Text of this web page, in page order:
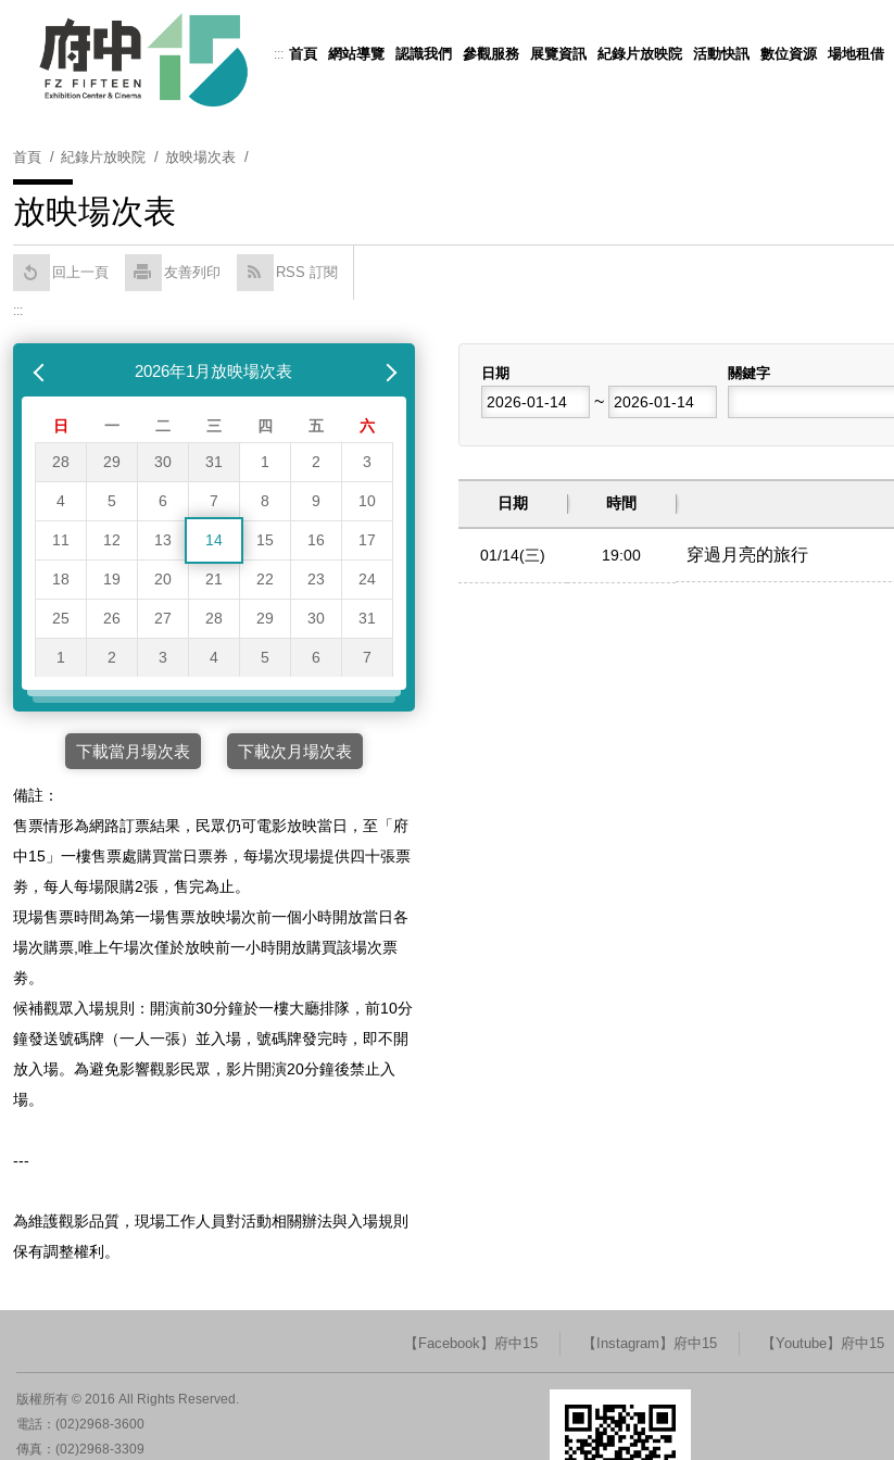
::: 首頁 網站導覽 認識我們 參觀服務 展覽資訊 紀錄片放映院 活動快訊 數位資源 場地租借
Powered by Translate
首頁 紀錄片放映院 放映場次表
放映場次表
回上一頁 友善列印 RSS 訂閱
:::
2026年1月放映場次表
日 一 二 三 四 五 六
28 29 30 31 1 2 3
4 5 6 7 8 9 10
11 12 13 14 15 16 17
18 19 20 21 22 23 24
25 26 27 28 29 30 31
1 2 3 4 5 6 7
下載當月場次表 下載次月場次表
備註：
售票情形為網路訂票結果，民眾仍可電影放映當日，至「府
中15」一樓售票處購買當日票券，每場次現場提供四十張票
劵，每人每場限購2張，售完為止。
現場售票時間為第一場售票放映場次前一個小時開放當日各
場次購票,唯上午場次僅於放映前一小時開放購買該場次票
劵。
候補觀眾入場規則：開演前30分鐘於一樓大廳排隊，前10分
鐘發送號碼牌（一人一張）並入場，號碼牌發完時，即不開
放入場。為避免影響觀影民眾，影片開演20分鐘後禁止入
場。
---
為維護觀影品質，現場工作人員對活動相關辦法與入場規則
保有調整權利。
日期
開始日期
~
關鍵字
日期 時間
01/14(三) 19:00 穿過月亮的旅行
【Facebook】府中15 【Instagram】府中15 【Youtube】府中15
版權所有 © 2016 All Rights Reserved.
電話：(02)2968-3600
傳真：(02)2968-3309